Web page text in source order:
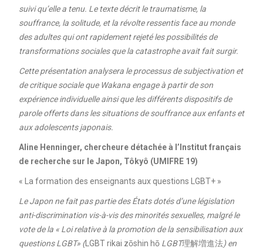
suivi qu’elle a tenu. Le texte décrit le traumatisme, la
souffrance, la solitude, et la révolte ressentis face au monde
des adultes qui ont rapidement rejeté les possibilités de
transformations sociales que la catastrophe avait fait surgir.
Cette présentation analysera le processus de subjectivation et
de critique sociale que Wakana engage à partir de son
expérience individuelle ainsi que les différents dispositifs de
parole offerts dans les situations de souffrance aux enfants et
aux adolescents japonais.
Aline Henninger, chercheure détachée à l’Institut français
de recherche sur le Japon, Tôkyô (UMIFRE 19)
« La formation des enseignants aux questions LGBT+ »
Le Japon ne fait pas partie des États dotés d’une législation
anti-discrimination vis-à-vis des minorités sexuelles, malgré le
vote de la « Loi relative à la promotion de la sensibilisation aux
questions LGBT» (LGBT rikai zōshin hōLGBT理解増進法) en